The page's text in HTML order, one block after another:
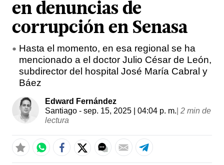
en denuncias de
corrupción en Senasa
Hasta el momento, en esa regional se ha
mencionado a el doctor Julio César de León,
subdirector del hospital José María Cabral y
Báez
Edward Fernández
Santiago - sep. 15, 2025 | 04:04 p. m. 2 min de
lectura